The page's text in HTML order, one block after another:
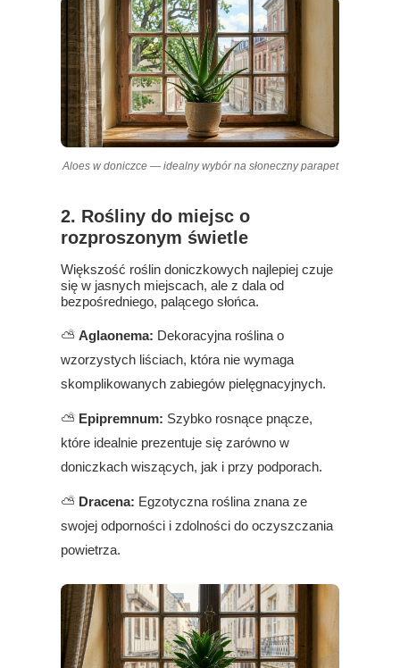
Aloes w doniczce — idealny wybór na słoneczny parapet
2. Rośliny do miejsc o
rozproszonym świetle
Większość roślin doniczkowych najlepiej czuje
się w jasnych miejscach, ale z dala od
bezpośredniego, palącego słońca.
⛅ Aglaonema: Dekoracyjna roślina o
wzorzystych liściach, która nie wymaga
skomplikowanych zabiegów pielęgnacyjnych.
⛅ Epipremnum: Szybko rosnące pnącze,
które idealnie prezentuje się zarówno w
doniczkach wiszących, jak i przy podporach.
⛅ Dracena: Egzotyczna roślina znana ze
swojej odporności i zdolności do oczyszczania
powietrza.